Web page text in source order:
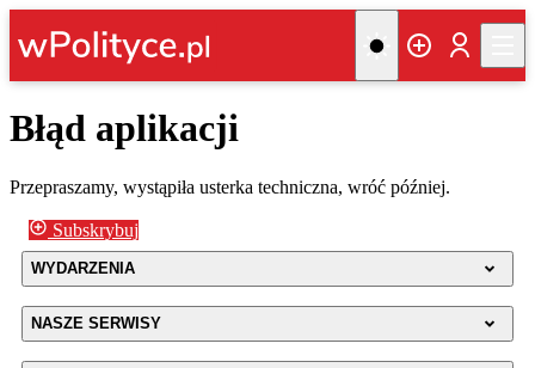
Błąd aplikacji
Przepraszamy, wystąpiła usterka techniczna, wróć później.
Subskrybuj
WYDARZENIA
NASZE SERWISY